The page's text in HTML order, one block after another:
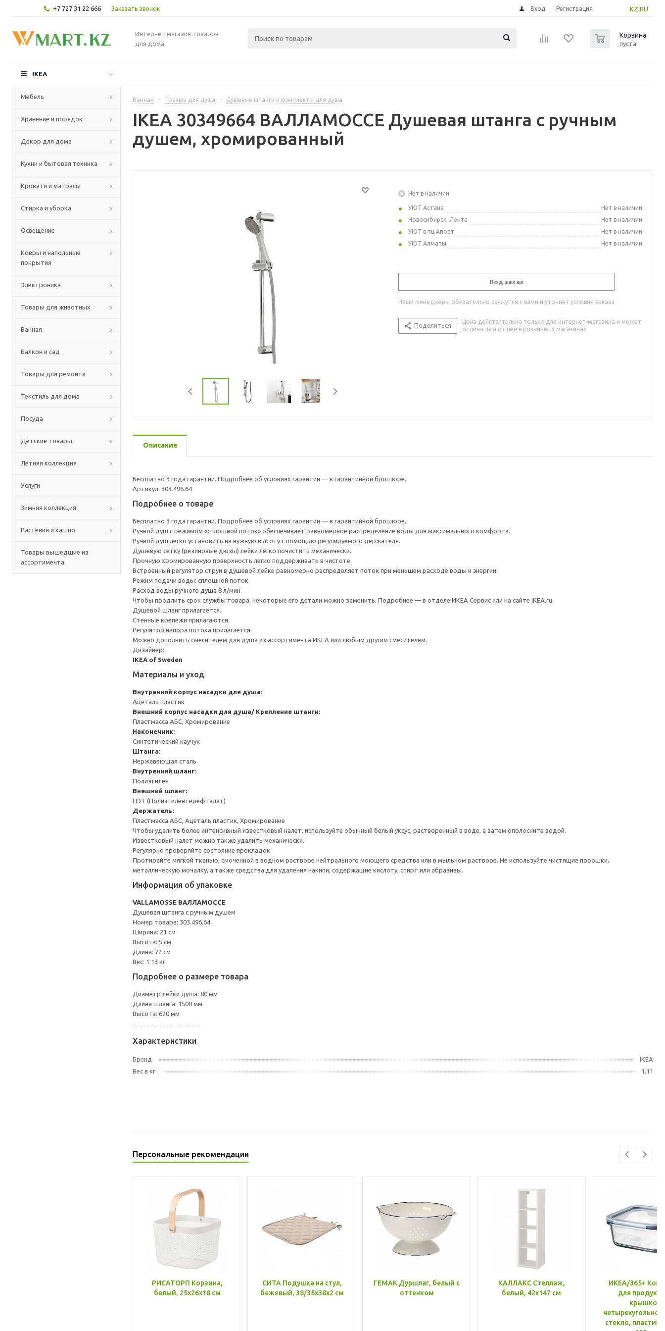
+7 727 31 22 666 Заказать звонок KZ RU
Вход Регистрация
Интернет магазин товаров
для дома
Корзина
пуста
IKEA
Мебель
Хранение и порядок
Декор для дома
Кухни и бытовая техника
Кровати и матрасы
Стирка и уборка
Освещение
Ковры и напольные
покрытия
Электроника
Товары для животных
Ванная
Балкон и сад
Товары для ремонта
Текстиль для дома
Посуда
Детские товары
Летняя коллекция
Услуги
Зимняя коллекция
Растения и кашпо
Товары вышедшие из
ассортимента
Ванная - Товары для душа - Душевые штанги и комплекты для душа
IKEA 30349664 ВАЛЛАМОССЕ Душевая штанга с ручным
душем, хромированный
Нет в наличии
УЮТ Астана
Нет в наличии
Новосибирск, Лента
Нет в наличии
УЮТ в тц Апорт
Нет в наличии
УЮТ Алматы
Нет в наличии
Под заказ
Наши менеджеры обязательно свяжутся с вами и уточнят условия заказа
Поделиться
Цена действительна только для интернет-магазина и может
отличаться от цен в розничных магазинах
Описание
Бесплатно 3 года гарантии. Подробнее об условиях гарантии — в гарантийной брошюре.
Артикул: 303.496.64
Подробнее о товаре
Бесплатно 3 года гарантии. Подробнее об условиях гарантии — в гарантийной брошюре.
Ручной душ с режимом «сплошной поток» обеспечивает равномерное распределение воды для максимального комфорта.
Ручной душ легко установить на нужную высоту с помощью регулируемого держателя.
Душевую сетку (резиновые дюзы) лейки легко почистить механически.
Прочную хромированную поверхность легко поддерживать в чистоте.
Встроенный регулятор струи в душевой лейке равномерно распределяет поток при меньшем расходе воды и энергии.
Режим подачи воды: сплошной поток.
Расход воды ручного душа 8 л/мин.
Чтобы продлить срок службы товара, некоторые его детали можно заменить. Подробнее — в отделе ИКЕА Сервис или на сайте IKEA.ru.
Душевой шланг прилагается.
Стенные крепежи прилагаются.
Регулятор напора потока прилагается.
Можно дополнить смесителем для душа из ассортимента ИКЕА или любым другим смесителем.
Дизайнер:
IKEA of Sweden
Материалы и уход
Внутренний корпус насадки для душа:
Ацеталь пластик
Внешний корпус насадки для душа/ Крепление штанги:
Пластмасса АБС, Хромирование
Наконечник:
Синтетический каучук
Штанга:
Нержавеющая сталь
Внутренний шланг:
Полиэтилен
Внешний шланг:
ПЭТ (Полиэтилентерефталат)
Держатель:
Пластмасса АБС, Ацеталь пластик, Хромирование
Чтобы удалить более интенсивный известковый налет, используйте обычный белый уксус, растворенный в воде, а затем ополосните водой.
Известковый налет можно также удалить механически.
Регулярно проверяйте состояние прокладок.
Протирайте мягкой тканью, смоченной в водном растворе нейтрального моющего средства или в мыльном растворе. Не используйте чистящие порошки,
металлическую мочалку, а также средства для удаления накипи, содержащие кислоту, спирт или абразивы.
Информация об упаковке
VALLAMOSSE ВАЛЛАМОССЕ
Душевая штанга с ручным душем
Номер товара: 303.496.64
Ширина: 21 см
Высота: 5 см
Длина: 72 см
Вес: 1.13 кг
Подробнее о размере товара
Диаметр лейки душа: 80 мм
Длина шланга: 1500 мм
Высота: 620 мм
Характеристики
Бренд
IKEA
Вес в кг.
1,11
Персональные рекомендации
РИСАТОРП Корзина,
белый, 25x26x18 см
СИТА Подушка на стул,
бежевый, 38/35x38x2 см
ГЕМАК Дуршлаг, белый с
оттенком
КАЛЛАКС Стеллаж,
белый, 42x147 см
ИКЕА/365+
для
крышкой,
стекло, пластик